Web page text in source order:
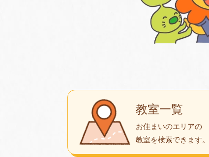
教室一覧
お住まいのエリアの
教室を検索できます。